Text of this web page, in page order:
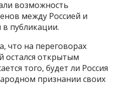
возможность
между Россией и
в публикации.
что на переговорах
открытым
того, будет ли Россия
признании своих